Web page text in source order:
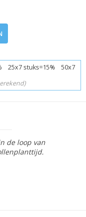
25x7 stuks=15% 50x7
de loop van